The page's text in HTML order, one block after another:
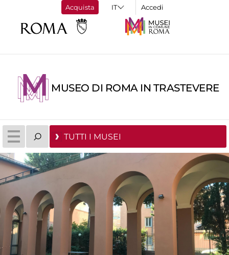
Acquista Accedi
MUSEO DI ROMA IN TRASTEVERE
TUTTI I MUSEI